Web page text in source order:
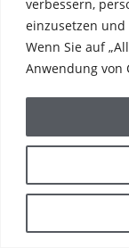
verbessern,
einzusetzen
Wenn Sie auf
Anwendung von
PRODUCTS
THE WORLD OF HAFI